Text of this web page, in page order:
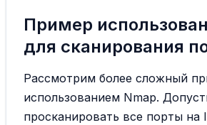
Пример
для сканирования
Рассмотрим более сложный
использованием Nmap.
просканировать все порты на